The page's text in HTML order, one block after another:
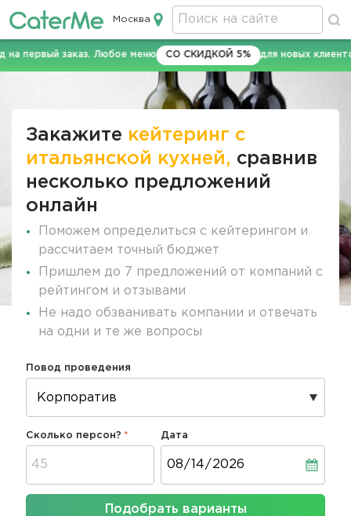
Кейтеринг в Москве
Москва
первый заказ. Любое меню СО СКИДКОЙ 5% для новых клиентов
Закажите кейтеринг с
итальянской кухней, сравнив
несколько предложений
онлайн
Поможем определиться с кейтерингом и
рассчитаем точный бюджет
Пришлем до 7 предложений от компаний с
рейтингом и отзывами
Не надо обзванивать компании и отвечать
на одни и те же вопросы
Повод проведения
Сколько персон? Дата
Подобрать варианты